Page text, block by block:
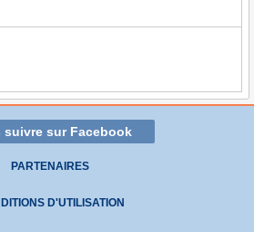
suivre sur Facebook
PARTENAIRES
D'UTILISATION